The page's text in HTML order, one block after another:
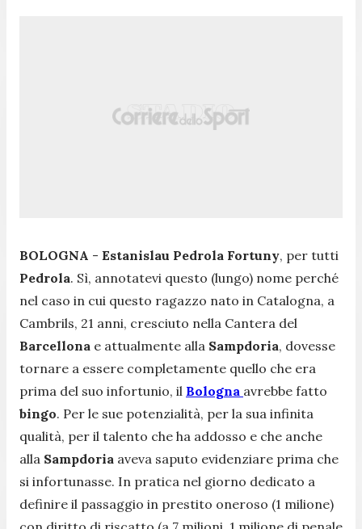
BOLOGNA - Estanislau Pedrola Fortuny, per tutti
Pedrola. Sì, annotatevi questo (lungo) nome perché
nel caso in cui questo ragazzo nato in Catalogna, a
Cambrils, 21 anni, cresciuto nella Cantera del
Barcellona e attualmente alla Sampdoria, dovesse
tornare a essere completamente quello che era
prima del suo infortunio, il Bologna avrebbe fatto
bingo. Per le sue potenzialità, per la sua infinita
qualità, per il talento che ha addosso e che anche
alla Sampdoria aveva saputo evidenziare prima che
si infortunasse. In pratica nel giorno dedicato a
definire il passaggio in prestito oneroso (1 milione)